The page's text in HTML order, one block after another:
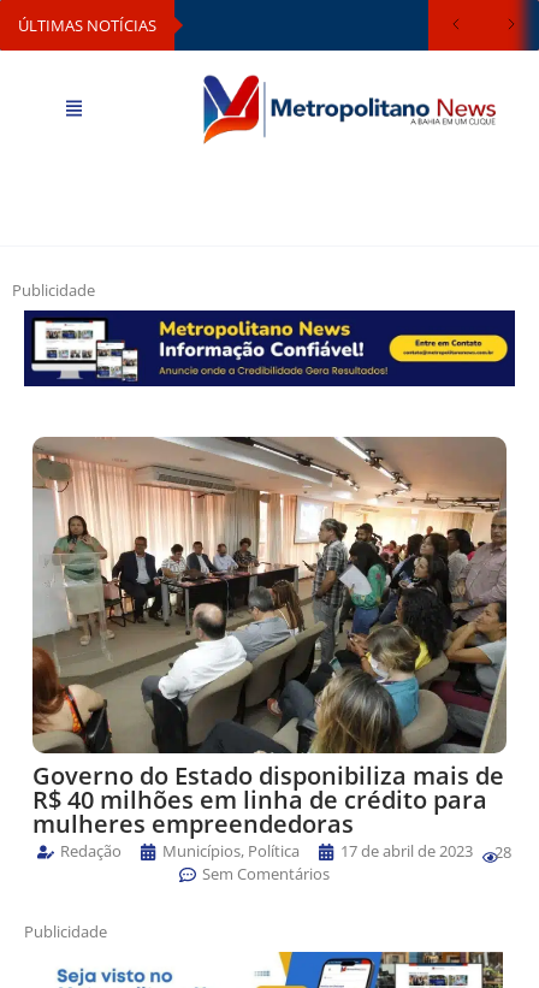
ÚLTIMAS NOTÍCIAS
Publicidade
Governo do Estado disponibiliza mais de
R$ 40 milhões em linha de crédito para
mulheres empreendedoras
Redação Municípios, Política
17 de abril de 2023
Sem Comentários
28
Publicidade